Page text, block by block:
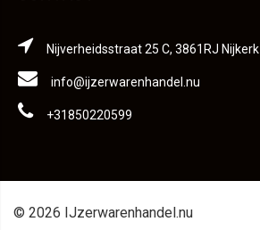
Nijverheidsstraat 25 C, 3861RJ Nijkerk
info@ijzerwarenhandel.nu
+31850220599
© 2026 IJzerwarenhandel.nu